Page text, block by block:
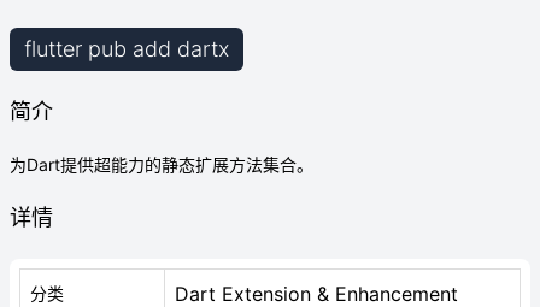
flutter pub add dartx
简介
为Dart提供超能力的静态扩展方法集合。
详情
分类 Dart Extension & Enhancement